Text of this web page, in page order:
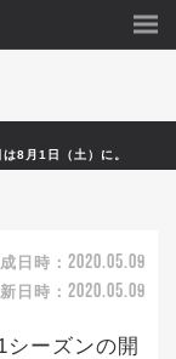
8月1日（土）に。
日時： 2020.05.09
日時： 2020.05.09
シーズンの開